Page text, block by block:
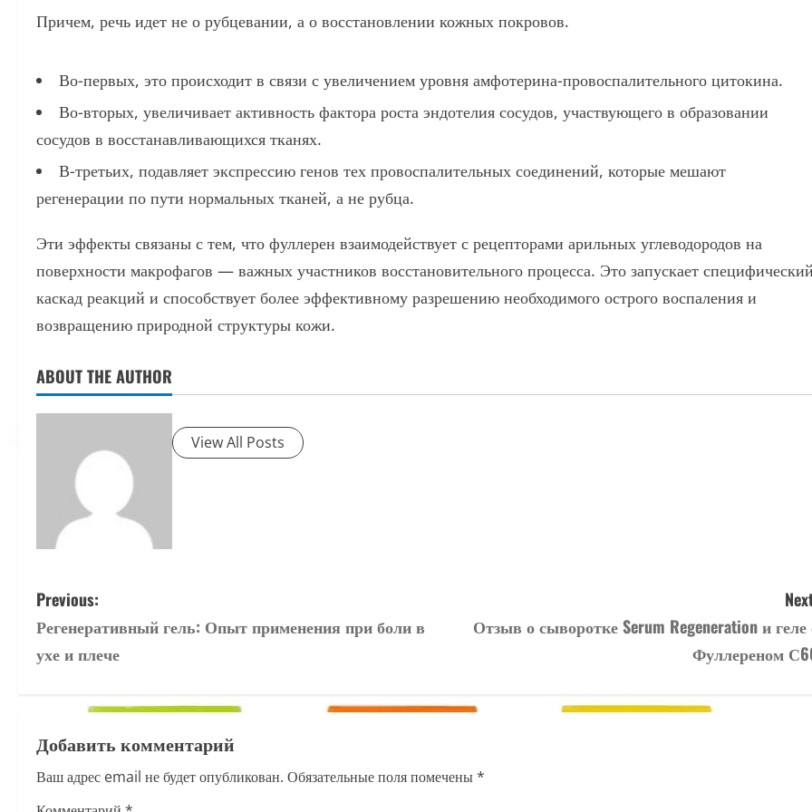
Причем, речь идет не о рубцевании, а о восстановлении кожных покровов.
Во-первых, это происходит в связи с увеличением уровня амфотерина-провоспалительного цитокина.
Во-вторых, увеличивает активность фактора роста эндотелия сосудов, участвующего в образовании
сосудов в восстанавливающихся тканях.
В-третьих, подавляет экспрессию генов тех провоспалительных соединений, которые мешают
регенерации по пути нормальных тканей, а не рубца.
Эти эффекты связаны с тем, что фуллерен взаимодействует с рецепторами арильных углеводородов на
поверхности макрофагов — важных участников восстановительного процесса. Это запускает
каскад реакций и способствует более эффективному разрешению необходимого острого воспаления и
возвращению природной структуры кожи.
ABOUT THE AUTHOR
View All Posts
P
o
n
a
Previous:
Регенеративный гель: Опыт применения при боли в
ухе и плече
Отзыв о сыворотке Serum Regeneration и геле
Фуллереном
Добавить комментарий
Ваш адрес email не будет опубликован. Обязательные поля помечены*